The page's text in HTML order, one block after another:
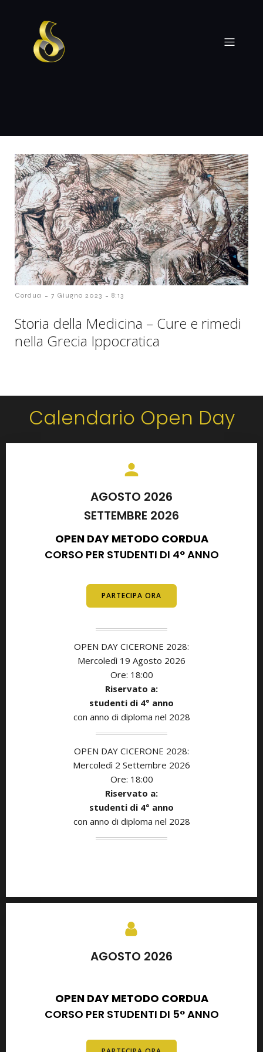
Cordua - 7 Giugno 2023 - 8:13
Storia della Medicina – Cure e rimedi
nella Grecia Ippocratica
Calendario Open Day
AGOSTO 2026
SETTEMBRE 2026
OPEN DAY METODO CORDUA
CORSO PER STUDENTI DI 4° ANNO
PARTECIPA ORA
OPEN DAY CICERONE 2028:
Mercoledì 19 Agosto 2026
Ore: 18:00
Riservato a:
studenti di 4° anno
con anno di diploma nel 2028
OPEN DAY CICERONE 2028:
Mercoledì 2 Settembre 2026
Ore: 18:00
Riservato a:
studenti di 4° anno
con anno di diploma nel 2028
AGOSTO 2026
OPEN DAY METODO CORDUA
CORSO PER STUDENTI DI 5° ANNO